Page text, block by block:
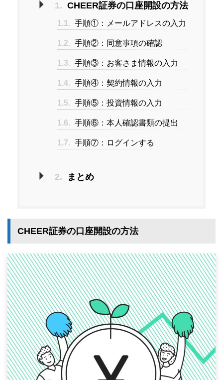
1. CHEER証券の口座開設の方法
1.1. 手順①：メールアドレスの入力
1.2. 手順②：同意事項の確認
1.3. 手順③：お客さま情報の入力
1.4. 手順④：契約情報の入力
1.5. 手順⑤：投資情報の入力
1.6. 手順⑥：本人確認書類の提出
1.7. 手順⑦：ログインする
2. まとめ
CHEER証券の口座開設の方法